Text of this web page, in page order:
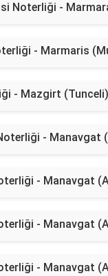
Noterliği -
- Marmaris
- Mazgirt (Tunceli)
- Manavgat
- Manavgat
- Manavgat
- Manavgat